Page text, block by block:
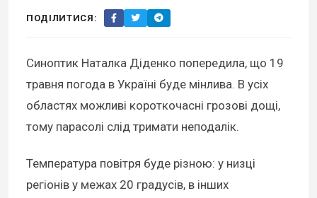
ПОДІЛИТИСЯ:
Синоптик Наталка Діденко попередила, що 19
травня погода в Україні буде мінлива. В усіх
областях можливі короткочасні грозові дощі,
тому парасолі слід тримати неподалік.
Температура повітря буде різною: у низці
регіонів у межах 20 градусів, в інших